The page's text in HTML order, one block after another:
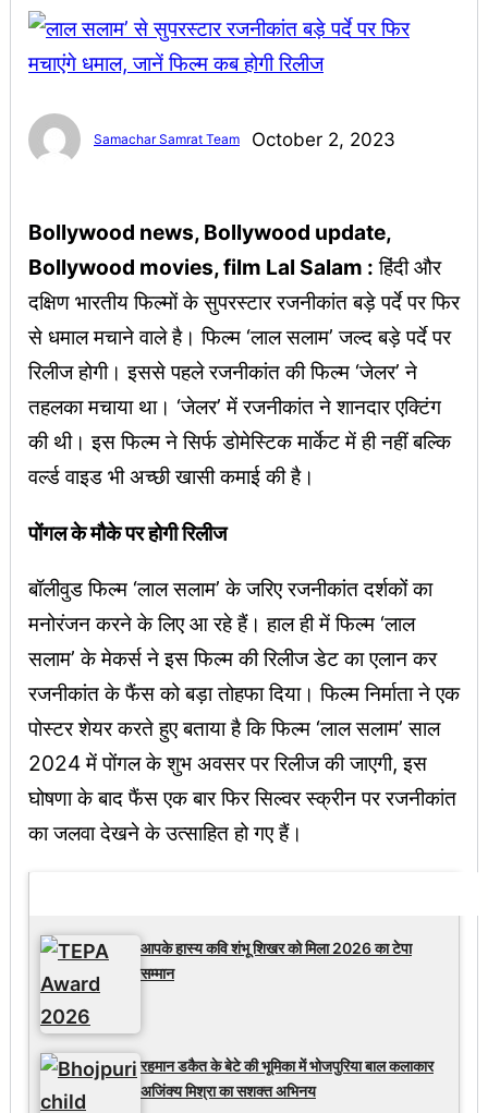
Samachar Samrat Team October 2, 2023
Bollywood news, Bollywood update,
Bollywood movies, film Lal Salam : हिंदी और
दक्षिण भारतीय फिल्मों के सुपरस्टार रजनीकांत बड़े पर्दे पर फिर
से धमाल मचाने वाले है। फिल्म ‘लाल सलाम’ जल्द बड़े पर्दे पर
रिलीज होगी। इससे पहले रजनीकांत की फिल्म ‘जेलर’ ने
तहलका मचाया था। ‘जेलर’ में रजनीकांत ने शानदार एक्टिंग
की थी। इस फिल्म ने सिर्फ डोमेस्टिक मार्केट में ही नहीं बल्कि
वर्ल्ड वाइड भी अच्छी खासी कमाई की है।
पोंगल के मौके पर होगी रिलीज
बॉलीवुड फिल्म ‘लाल सलाम’ के जरिए रजनीकांत दर्शकों का
मनोरंजन करने के लिए आ रहे हैं। हाल ही में फिल्म ‘लाल
सलाम’ के मेकर्स ने इस फिल्म की रिलीज डेट का एलान कर
रजनीकांत के फैंस को बड़ा तोहफा दिया। फिल्म निर्माता ने एक
पोस्टर शेयर करते हुए बताया है कि फिल्म ‘लाल सलाम’ साल
2024 में पोंगल के शुभ अवसर पर रिलीज की जाएगी, इस
घोषणा के बाद फैंस एक बार फिर सिल्वर स्क्रीन पर रजनीकांत
का जलवा देखने के उत्साहित हो गए हैं।
आपके हास्य कवि शंभू शिखर को मिला 2026 का टेपा
सम्मान
रहमान डकैत के बेटे की भूमिका में भोजपुरिया बाल कलाकार
अजिंक्य मिश्रा का सशक्त अभिनय